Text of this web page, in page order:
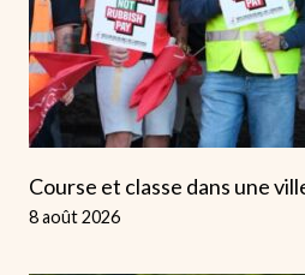
Course et classe dans une
8 août 2026